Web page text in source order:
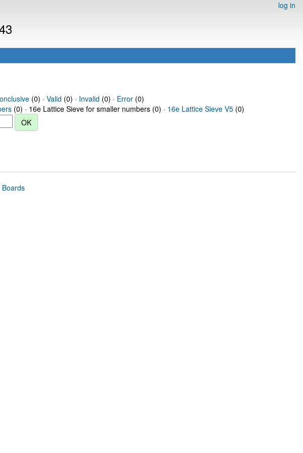
log in
(0) · Valid (0) · Invalid (0) · Error(0)
(0) · 16e Lattice Sieve for smaller numbers (0) · 16e Lattice Sieve V5 (0)